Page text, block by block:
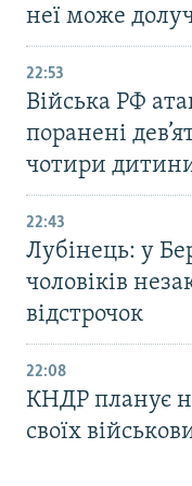
неї може
22:53
Війська РФ
поранені
чотири
22:43
Лубінець: у
чоловіків
відстрочок
22:08
КНДР планує
своїх